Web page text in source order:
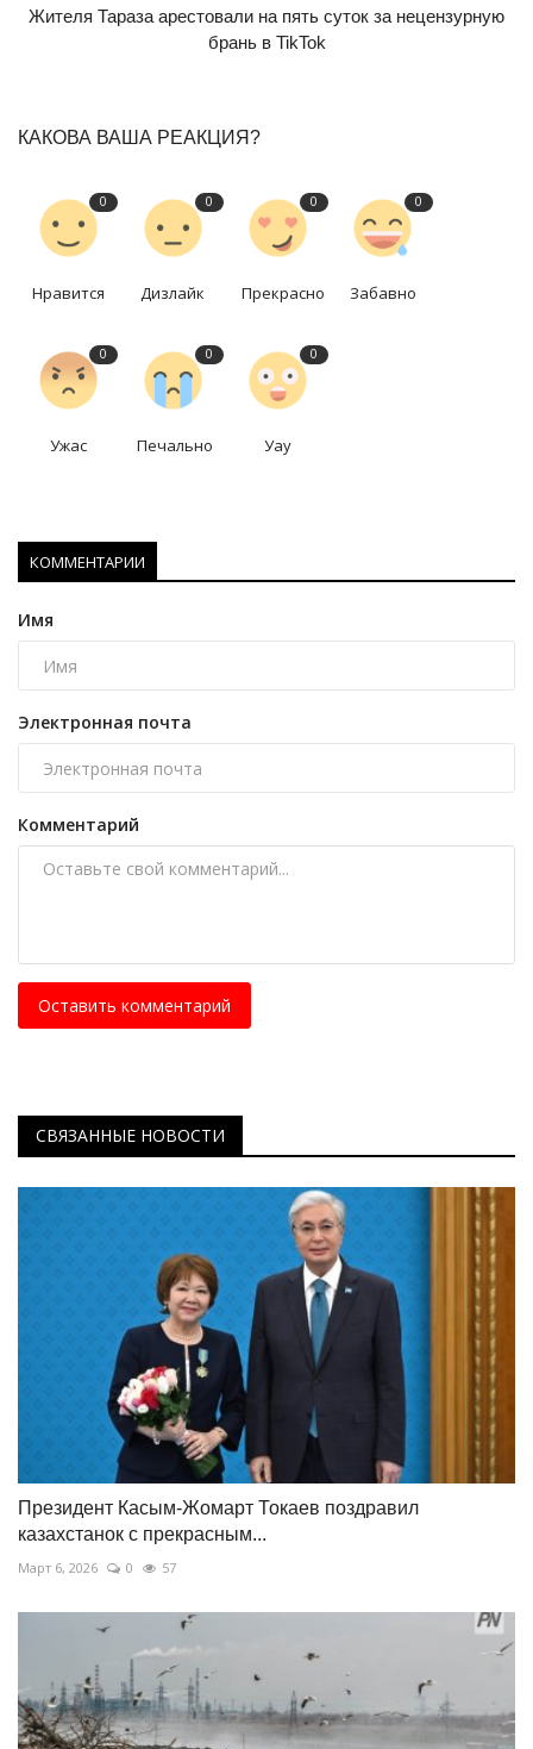
Жителя Тараза арестовали на пять суток за нецензурную
брань в TikTok
КАКОВА ВАША РЕАКЦИЯ?
0
Нравится
0
Дизлайк
0
Прекрасно
0
Забавно
0
Ужас
0
Печально
0
Уау
КОММЕНТАРИИ
Имя
Электронная почта
Комментарий
Оставить комментарий
СВЯЗАННЫЕ НОВОСТИ
Президент Касым-Жомарт Токаев поздравил
казахстанок с прекрасным...
Март 6, 2026 0 57